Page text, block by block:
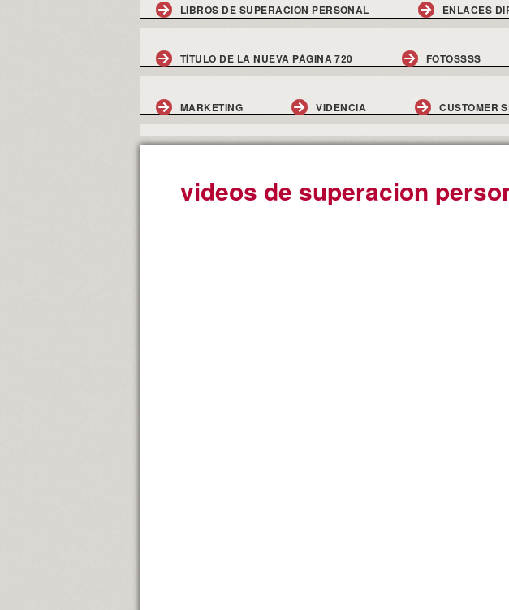
LIBROS DE SUPERACION PERSONAL ENLACES
TÍTULO DE LA NUEVA PÁGINA 720 FOTOSSSS
MARKETING VIDENCIA CUSTOMER
videos de superacion